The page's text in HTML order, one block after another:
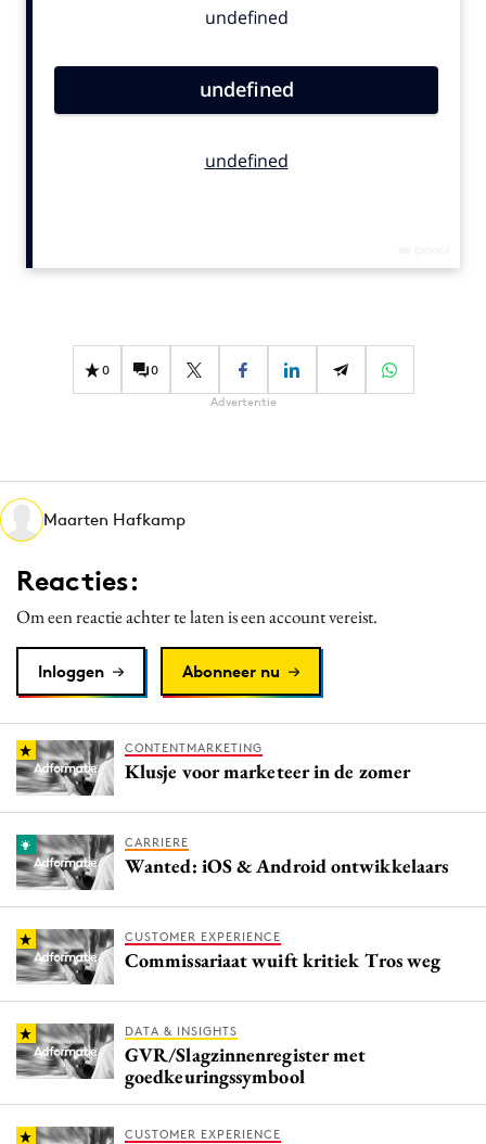
Contentmarketing
Effectiviteit
Gedragsverandering
Martech
Media
Merkstrategie
PR
Programmatic
Reputatie & crisis
0 0
Advertentie
Maarten Hafkamp
Reacties:
Om een reactie achter te laten is een account vereist.
Inloggen Abonneer nu
CONTENTMARKETING
Klusje voor marketeer in de zomer
CARRIERE
Wanted: iOS & Android ontwikkelaars
CUSTOMER EXPERIENCE
Commissariaat wuift kritiek Tros weg
DATA & INSIGHTS
GVR/Slagzinnenregister met
goedkeuringssymbool
CUSTOMER EXPERIENCE